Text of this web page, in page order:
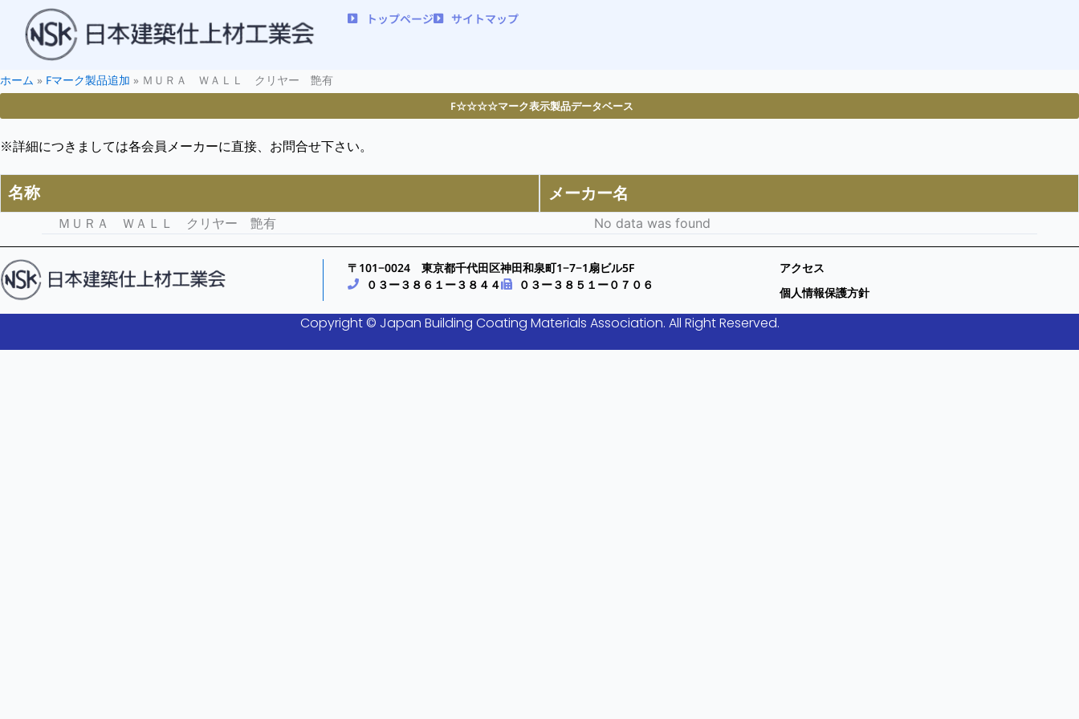
トップページ サイトマップ
ホーム » Fマーク製品追加 » ＭＵＲＡ ＷＡＬＬ クリヤー 艶有
F☆☆☆☆マーク表示製品データベース
※詳細につきましては各会員メーカーに直接、お問合せ下さい。
名称 メーカー名
ＭＵＲＡ ＷＡＬＬ クリヤー 艶有 No data was found
〒101−0024 東京都千代田区神田和泉町1−7−1扇ビル5F
０３ー３８６１ー３８４４
０３ー３８５１ー０７０６
アクセス
個人情報保護方針
Copyright © Japan Building Coating Materials Association. All Right Reserved.